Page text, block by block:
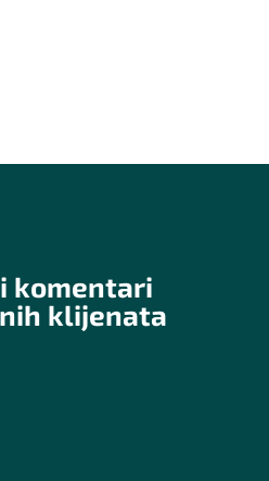
komentari
klijenata